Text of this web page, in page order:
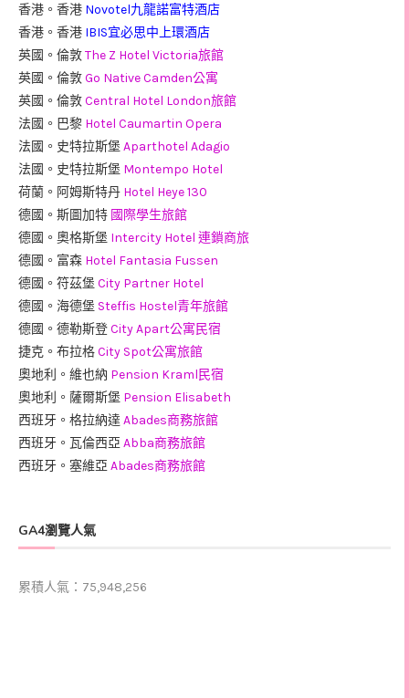
香港。香港 Novotel九龍諾富特酒店
香港。香港 IBIS宜必思中上環酒店
英國。倫敦The Z Hotel Victoria旅館
英國。倫敦Go Native Camden公寓
英國。倫敦Central Hotel London旅館
法國。巴黎 Hotel Caumartin Opera
法國。史特拉斯堡 Aparthotel Adagio
法國。史特拉斯堡 Montempo Hotel
荷蘭。阿姆斯特丹 Hotel Heye 130
德國。斯圖加特 國際學生旅館
德國。奧格斯堡 Intercity Hotel 連鎖商旅
德國。富森 Hotel Fantasia Fussen
德國。符茲堡 City Partner Hotel
德國。海德堡 Steffis Hostel青年旅館
德國。德勒斯登City Apart公寓民宿
捷克。布拉格City Spot公寓旅館
奧地利。維也納 Pension Kraml民宿
奧地利。薩爾斯堡 Pension Elisabeth
西班牙。格拉納達 Abades商務旅館
西班牙。瓦倫西亞 Abba商務旅館
西班牙。塞維亞 Abades商務旅館
GA4瀏覽人氣
累積人氣：75,948,256